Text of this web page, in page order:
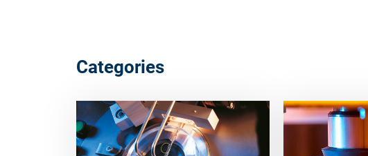
Categories